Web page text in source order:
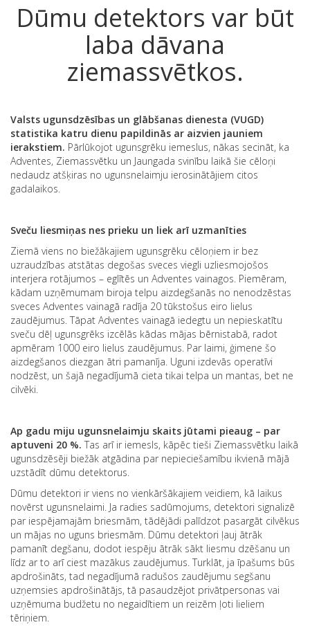
Dūmu detektors var būt
laba dāvana
ziemassvētkos.
Valsts ugunsdzēsības un glābšanas dienesta (VUGD)
statistika katru dienu papildinās ar aizvien jauniem
ierakstiem. Pārlūkojot ugunsgrēku iemeslus, nākas secināt, ka
Adventes, Ziemassvētku un Jaungada svinību laikā šie cēloņi
nedaudz atšķiras no ugunsnelaimju ierosinātājiem citos
gadalaikos.
Sveču liesmiņas nes prieku un liek arī uzmanīties
Ziemā viens no biežākajiem ugunsgrēku cēloņiem ir bez
uzraudzības atstātas degošas sveces viegli uzliesmojošos
interjera rotājumos – eglītēs un Adventes vainagos. Piemēram,
kādam uzņēmumam biroja telpu aizdegšanās no nenodzēstas
sveces Adventes vainagā radīja 20 tūkstošus eiro lielus
zaudējumus. Tāpat Adventes vainagā iedegtu un nepieskatītu
sveču dēļ ugunsgrēks izcēlās kādas mājas bērnistabā, radot
apmēram 1000 eiro lielus zaudējumus. Par laimi, ģimene šo
aizdegšanos diezgan ātri pamanīja. Uguni izdevās operatīvi
nodzēst, un šajā negadījumā cieta tikai telpa un mantas, bet ne
cilvēki.
Ap gadu miju ugunsnelaimju skaits jūtami pieaug – par
aptuveni 20 %. Tas arī ir iemesls, kāpēc tieši Ziemassvētku laikā
ugunsdzēsēji biežāk atgādina par nepieciešamību ikvienā mājā
uzstādīt dūmu detektorus.
Dūmu detektori ir viens no vienkāršākajiem veidiem, kā laikus
novērst ugunsnelaimi. Ja radies sadūmojums, detektori signalizē
par iespējamajām briesmām, tādējādi palīdzot pasargāt cilvēkus
un mājas no uguns briesmām. Dūmu detektori ļauj ātrāk
pamanīt degšanu, dodot iespēju ātrāk sākt liesmu dzēšanu un
līdz ar to arī ciest mazākus zaudējumus. Turklāt, ja īpašums būs
apdrošināts, tad negadījumā radušos zaudējumu segšanu
uzņemsies apdrošinātājs, tā pasaudzējot privātpersonas vai
uzņēmuma budžetu no negaidītiem un reizēm ļoti lieliem
tēriņiem.